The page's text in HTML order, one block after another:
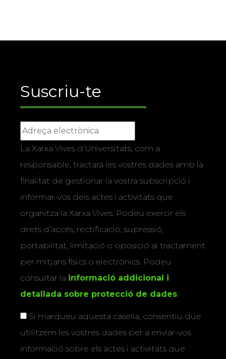
Suscriu-te
La Xarxa Vives d’Universitats, com a
responsable, tractarà les vostres dades amb la
finalitat de gestionar la vostra subscripció i
informar-vos dels actes i activitats que
organitza la Xarxa Vives. Podeu exercir els
drets d’accés, rectificació, supressió,
portabilitat, limitació o oposició al tractament
per mitjans físics o electrònics. Podeu
consultar la informació addicional i
detallada sobre protecció de dades.
Si marqueu aquesta casella, consentiu que
utilitzem les vostres dades per a enviar-vos
informació sobre els actes i activitats que